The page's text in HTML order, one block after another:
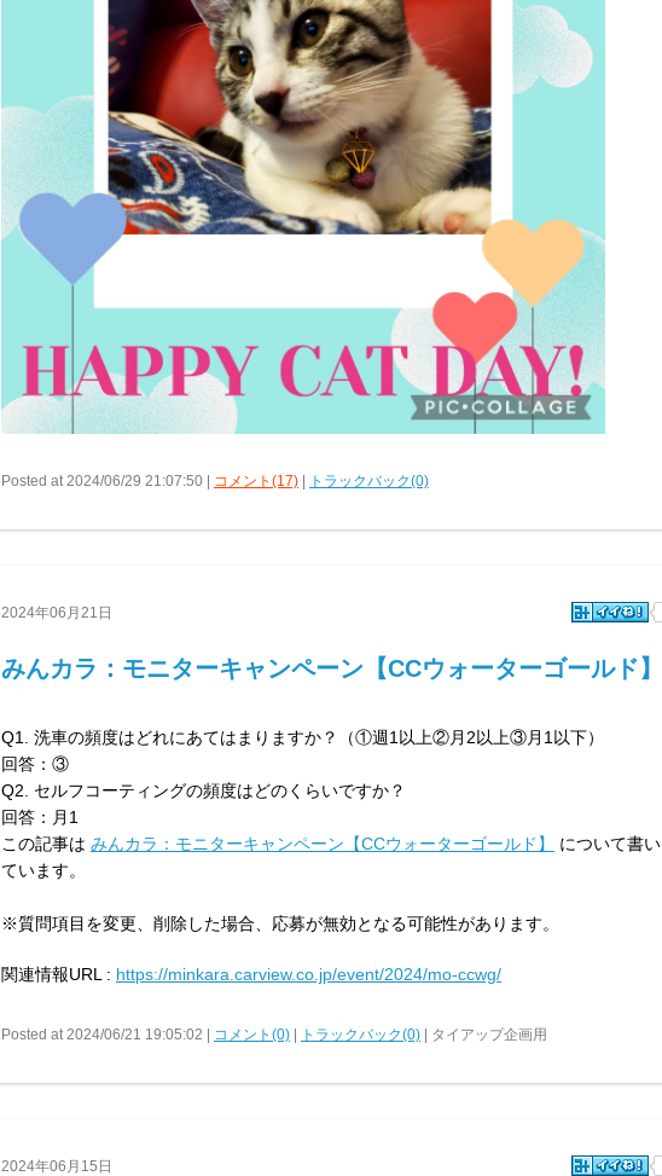
Posted at 2024/06/29 21:07:50 | コメント(17) トラックバック(0)
2024年06月21日
みんカラ：モニターキャンペーン【CCウォーターゴールド】
Q1. 洗車の頻度はどれにあてはまりますか？（①週1以上②月2以上③月1以下）
回答：③
Q2. セルフコーティングの頻度はどのくらいですか？
回答：月1
この記事は みんカラ：モニターキャンペーン【CCウォーターゴールド】
について書い
ています。
※質問項目を変更、削除した場合、応募が無効となる可能性があります。
関連情報URL : https://minkara.carview.co.jp/event/2024/mo-ccwg/
Posted at 2024/06/21 19:05:02 | コメント(0) トラックバック(0) | タイアップ企画用
2024年06月15日